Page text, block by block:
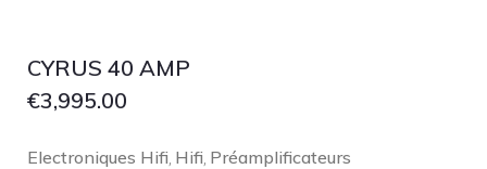
CYRUS 40 AMP
€3,995.00
Electroniques Hifi Hifi Préamplificateurs